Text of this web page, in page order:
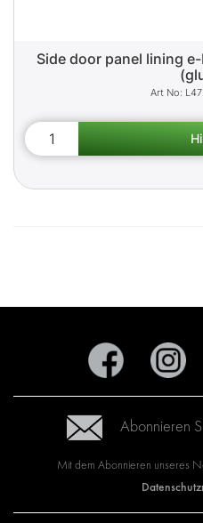
Side door panel lining
Abonnieren
Mit dem Abonnieren unseres